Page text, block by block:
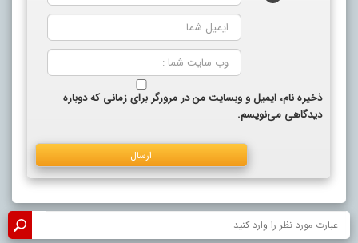
ذخیره نام، ایمیل و وبسایت من در مرورگر برای زمانی که دوباره
دیدگاهی می‌نویسم.